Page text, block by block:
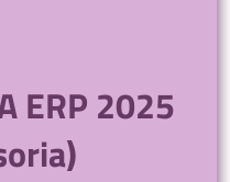
ERP 2025